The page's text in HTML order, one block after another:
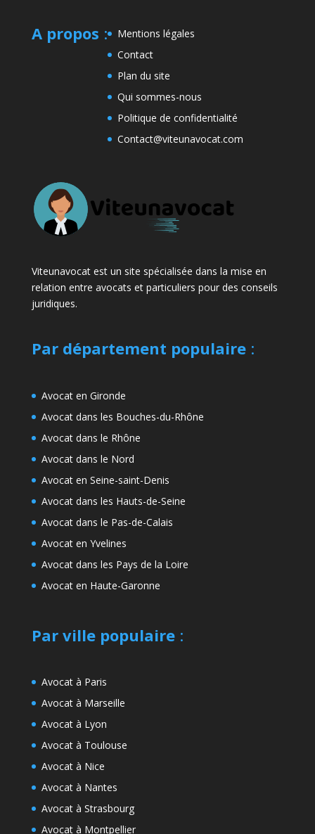
A propos :
Mentions légales
Contact
Plan du site
Qui sommes-nous
Politique de confidentialité
Contact@viteunavocat.com
Viteunavocat est un site spécialisée dans la mise en
relation entre avocats et particuliers pour des conseils
juridiques.
Par département populaire:
Avocat en Gironde
Avocat dans les Bouches-du-Rhône
Avocat dans le Rhône
Avocat dans le Nord
Avocat en Seine-saint-Denis
Avocat dans les Hauts-de-Seine
Avocat dans le Pas-de-Calais
Avocat en Yvelines
Avocat dans les Pays de la Loire
Avocat en Haute-Garonne
Par ville populaire:
Avocat à Paris
Avocat à Marseille
Avocat à Lyon
Avocat à Toulouse
Avocat à Nice
Avocat à Nantes
Avocat à Strasbourg
Avocat à Montpellier